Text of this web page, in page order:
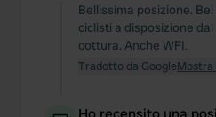
Bellissima posizione.
ciclisti a disposizione
cottura. Anche WFI.
Tradotto da GoogleMostra